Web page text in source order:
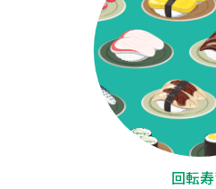
回転